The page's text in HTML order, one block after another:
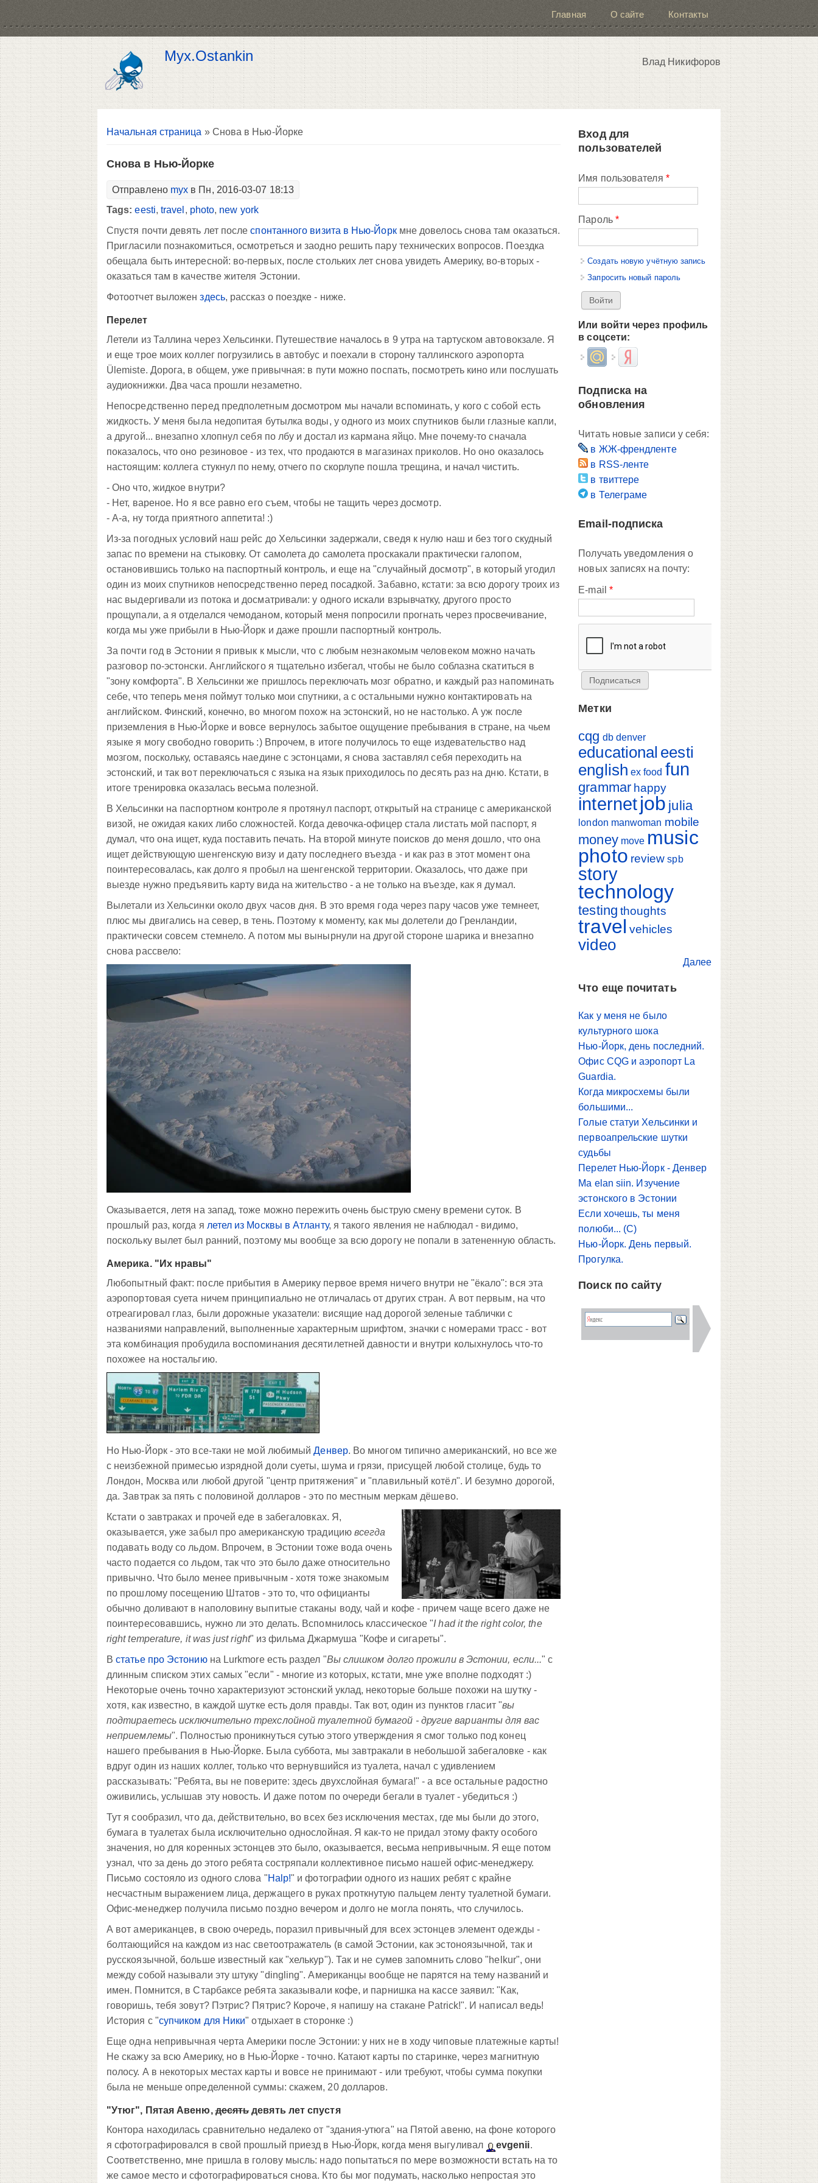
Главная О сайте Контакты
Myx.Ostankin Влад Никифоров
Вы здесь
Начальная страница » Снова в Нью-Йорке
Снова в Нью-Йорке
Отправлено myx в Пн, 2016-03-07 18:13
Tags:eesti,travel , photo, new york
Спустя почти девять лет послеспонтанного визита в Нью-Йоркмне довелось снова там оказаться.
Пригласили познакомиться, осмотреться и заодно решить пару технических вопросов. Поездка
обещала быть интересной: во-первых, после стольких лет снова увидеть Америку, во-вторых -
оказаться там в качестве жителя Эстонии.
Фотоотчет выложенздесь, рассказ о поездке - ниже.
Перелет
Летели из Таллина через Хельсинки. Путешествие началось в 9 утра на тартуском автовокзале. Я
и еще трое моих коллег погрузились в автобус и поехали в сторону таллинского аэропорта
Ülemiste. Дорога, в общем, уже привычная: в пути можно поспать, посмотреть кино или послушать
аудиокнижки. Два часа прошли незаметно.
Непосредственно перед предполетным досмотром мы начали вспоминать, у кого с собой есть
жидкость. У меня была недопитая бутылка воды, у одного из моих спутников были глазные капли,
а другой... внезапно хлопнул себя по лбу и достал из кармана яйцо. Мне почему-то сначала
показалось, что оно резиновое - из тех, что продаются в магазинах приколов. Но оно оказалось
настоящим: коллега стукнул по нему, отчего по скорлупе пошла трещина, и начал чистить.
- Оно что, жидкое внутри?
- Нет, вареное. Но я все равно его съем, чтобы не тащить через досмотр.
- А-а, ну тогда приятного аппетита! :)
Из-за погодных условий наш рейс до Хельсинки задержали, сведя к нулю наш и без того скудный
запас по времени на стыковку. От самолета до самолета проскакали практически галопом,
остановившись только на паспортный контроль, и еще на "случайный досмотр", в который угодил
один из моих спутников непосредственно перед посадкой. Забавно, кстати: за всю дорогу троих из
нас выдергивали из потока и досматривали: у одного искали взрывчатку, другого просто
прощупали, а я отделался чемоданом, который меня попросили прогнать через просвечивание,
когда мы уже прибыли в Нью-Йорк и даже прошли паспортный контроль.
За почти год в Эстонии я привык к мысли, что с любым незнакомым человеком можно начать
разговор по-эстонски. Английского я тщательно избегал, чтобы не было соблазна скатиться в
"зону комфорта". В Хельсинки же пришлось переключать мозг обратно, и каждый раз напоминать
себе, что теперь меня поймут только мои спутники, а с остальными нужно контактировать на
английском. Финский, конечно, во многом похож на эстонский, но не настолько. А уж после
приземления в Нью-Йорке и вовсе вернулось забытое ощущение пребывания в стране, на чьем
языке я могу свободно говорить :) Впрочем, в итоге получилось то еще издевательство над
мозгом, поскольку, оставаясь наедине с эстонцами, я снова заставлял себя переходить на
эстонский, и так вот переключаться с языка на язык приходилось по десять раз на дню. Кстати, в
итоге тренировка оказалась весьма полезной.
В Хельсинки на паспортном контроле я протянул паспорт, открытый на странице с американской
визой, не ожидая каких либо сложностей. Когда девочка-офицер стала листать мой паспорт, я
думал, что она ищет, куда поставить печать. На второй минуте поисков до меня дошло, что она
ищет действующую шенгенскую визу и дату последнего въезда - и как раз в этот момент она
поинтересовалась, как долго я пробыл на шенгенской территории. Оказалось, что даже при
выезде нужно предъявить карту вида на жительство - а не только на въезде, как я думал.
Вылетали из Хельсинки около двух часов дня. В это время года через пару часов уже темнеет,
плюс мы двигались на север, в тень. Поэтому к моменту, как мы долетели до Гренландии,
практически совсем стемнело. А потом мы вынырнули на другой стороне шарика и внезапно
снова рассвело:
Оказывается, летя на запад, тоже можно пережить очень быструю смену времени суток. В
прошлый раз, когда я летел из Москвы в Атланту, я такого явления не наблюдал - видимо,
поскольку вылет был ранний, поэтому мы вообще за всю дорогу не попали в затененную область.
Америка. "Их нравы"
Любопытный факт: после прибытия в Америку первое время ничего внутри не "ёкало": вся эта
аэропортовая суета ничем принципиально не отличалась от других стран. А вот первым, на что
отреагировал глаз, были дорожные указатели: висящие над дорогой зеленые таблички с
названиями направлений, выполненные характерным шрифтом, значки с номерами трасс - вот
эта комбинация пробудила воспоминания десятилетней давности и внутри колыхнулось что-то
похожее на ностальгию.
Но Нью-Йорк - это все-таки не мой любимыйДенвер. Во многом типично американский, но все же
с неизбежной примесью изрядной доли суеты, шума и грязи, присущей любой столице, будь то
Лондон, Москва или любой другой "центр притяжения" и "плавильный котёл". И безумно дорогой,
да. Завтрак за пять с половиной долларов - это по местным меркам дёшево.
Кстати о завтраках и прочей еде в забегаловках. Я,
оказывается, уже забыл про американскую традицию всегда
подавать воду со льдом. Впрочем, в Эстонии тоже вода очень
часто подается со льдом, так что это было даже относительно
привычно. Что было менее привычным - хотя тоже знакомым
по прошлому посещению Штатов - это то, что официанты
обычно доливают в наполовину выпитые стаканы воду, чай и кофе - причем чаще всего даже не
поинтересовавшись, нужно ли это делать. Вспомнилось классическое "I had it the right color, the
right temperature, it was just right" из фильма Джармуша "Кофе и сигареты".
Встатье про Эстониюна Lurkmore есть раздел "Вы слишком долго прожили в Эстонии, если..." с
длинным списком этих самых "если" - многие из которых, кстати, мне уже вполне подходят :)
Некоторые очень точно характеризуют эстонский уклад, некоторые больше похожи на шутку -
хотя, как известно, в каждой шутке есть доля правды. Так вот, один из пунктов гласит "вы
подтираетесь исключительно трехслойной туалетной бумагой - другие варианты для вас
неприемлемы". Полностью проникнуться сутью этого утверждения я смог только под конец
нашего пребывания в Нью-Йорке. Была суббота, мы завтракали в небольшой забегаловке - как
вдруг один из наших коллег, только что вернувшийся из туалета, начал с удивлением
рассказывать: "Ребята, вы не поверите: здесь двухслойная бумага!" - а все остальные радостно
оживились, услышав эту новость. И даже потом по очереди бегали в туалет - убедиться :)
Тут я сообразил, что да, действительно, во всех без исключения местах, где мы были до этого,
бумага в туалетах была исключительно однослойная. Я как-то не придал этому факту особого
значения, но для коренных эстонцев это было, оказывается, весьма непривычным. Я еще потом
узнал, что за день до этого ребята состряпали коллективное письмо нашей офис-менеджеру.
Письмо состояло из одного слова "Halp!" и фотографии одного из наших ребят с крайне
несчастным выражением лица, держащего в руках проткнутую пальцем ленту туалетной бумаги.
Офис-менеджер получила письмо поздно вечером и долго не могла понять, что случилось.
А вот американцев, в свою очередь, поразил привычный для всех эстонцев элемент одежды -
болтающийся на каждом из нас светоотражатель (в самой Эстонии, как эстоноязычной, так и
русскоязычной, больше известный как "хелькур"). Так и не сумев запомнить слово "helkur", они
между собой называли эту штуку "dingling". Американцы вообще не парятся на тему названий и
имен. Помнится, в Старбаксе ребята заказывали кофе, и парнишка на кассе заявил: "Как,
говоришь, тебя зовут? Пэтрис? Пятрис? Короче, я напишу на стакане Patrick!". И написал ведь!
История с "супчиком для Ники" отдыхает в сторонке :)
Еще одна непривычная черта Америки после Эстонии: у них не в ходу чиповые платежные карты!
Не скажу за всю Америку, но в Нью-Йорке - точно. Катают карты по старинке, через магнитную
полосу. А в некоторых местах карты и вовсе не принимают - или требуют, чтобы сумма покупки
была не меньше определенной суммы: скажем, 20 долларов.
"Утюг", Пятая Авеню,десятьдевять лет спустя
Контора находилась сравнительно недалеко от "здания-утюга" на Пятой авеню, на фоне которого
я сфотографировался в свой прошлый приезд в Нью-Йорк, когда меня выгуливал
evgenii.
Соответственно, мне пришла в голову мысль: надо попытаться по мере возможности встать на то
же самое место и сфотографироваться снова. Кто бы мог подумать, насколько непростая это
Вход для
пользователей
Имя пользователя *
Пароль *
Создать новую учётную запись
Запросить новый пароль
Или войти через профиль
в соцсети:
Login with Mail.ruLogin with Яндекс
Подписка на
обновления
Читать новые записи у себя:
в ЖЖ-френдленте
в RSS-ленте
в твиттере
в Телеграме
Email-подписка
Получать уведомления о
новых записях на почту:
E-mail *
Метки
cqg db denver
educational eesti
english ex food fun
grammar happy
internetjob julia
london manwoman mobile
money move music
photo review spb
story
technology
testing thoughts
travel vehicles
video
Далее
Что еще почитать
Как у меня не было
культурного шока
Нью-Йорк, день последний.
Офис CQG и аэропорт La
Guardia.
Когда микросхемы были
большими...
Голые статуи Хельсинки и
первоапрельские шутки
судьбы
Перелет Нью-Йорк - Денвер
Ma elan siin. Изучение
эстонского в Эстонии
Если хочешь, ты меня
полюби... (С)
Нью-Йорк. День первый.
Прогулка.
Поиск по сайту